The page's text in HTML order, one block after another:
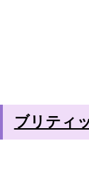
ブリティ